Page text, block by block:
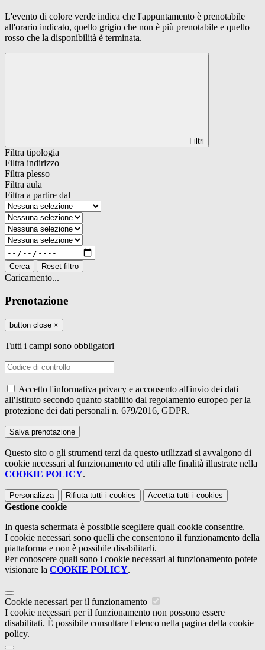
L'evento di colore verde indica che l'appuntamento è prenotabile
all'orario indicato, quello grigio che non è più prenotabile e quello
rosso che la disponibilità è terminata.
Filtri
Filtra tipologia
Filtra indirizzo
Filtra plesso
Filtra aula
Filtra a partire dal
Cerca Reset filtro
Caricamento...
Prenotazione
button close ×
Tutti i campi sono obbligatori
Accetto l'informativa privacy e acconsento all'invio dei dati
all'Istituto secondo quanto stabilito dal regolamento europeo per la
protezione dei dati personali n. 679/2016, GDPR.
Questo sito o gli strumenti terzi da questo utilizzati si avvalgono di
cookie necessari al funzionamento ed utili alle finalità illustrate nella
COOKIE POLICY.
Personalizza Rifiuta tutti i cookies Accetta tutti i cookies
Gestione cookie
In questa schermata è possibile scegliere quali cookie consentire.
I cookie necessari sono quelli che consentono il funzionamento della
piattaforma e non è possibile disabilitarli.
Per conoscere quali sono i cookie necessari al funzionamento potete
visionare la COOKIE POLICY.
Cookie necessari per il funzionamento
I cookie necessari per il funzionamento non possono essere
disabilitati. È possibile consultare l'elenco nella pagina della cookie
policy.